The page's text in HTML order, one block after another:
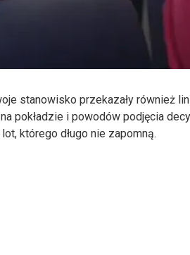
stanowisko przekazały również
pokładzie i powodów podjęcia
którego długo nie zapomną.